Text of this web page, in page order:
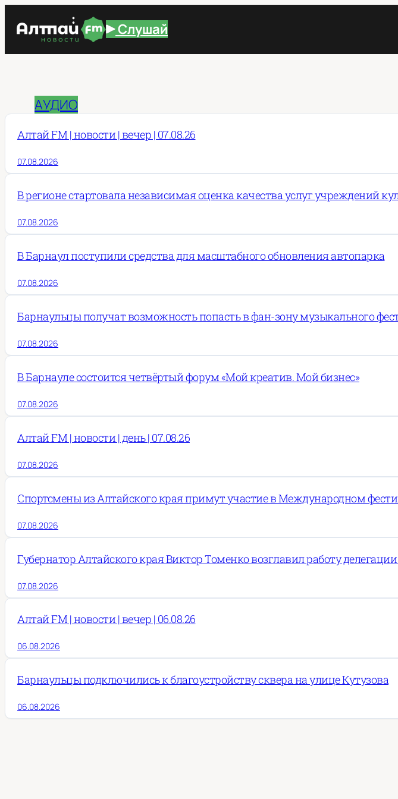
Слушай
АУДИО
Алтай FM | новости | вечер | 07.08.26
07.08.2026
В регионе стартовала независимая оценка качества услуг учреждений
07.08.2026
В Барнаул поступили средства для масштабного обновления автопарка
07.08.2026
Барнаульцы получат возможность попасть в фан-зону музыкального
07.08.2026
В Барнауле состоится четвёртый форум «Мой креатив. Мой бизнес»
07.08.2026
Алтай FM | новости | день | 07.08.26
07.08.2026
Спортсмены из Алтайского края примут участие в Международном
07.08.2026
Губернатор Алтайского края Виктор Томенко возглавил работу
07.08.2026
Алтай FM | новости | вечер | 06.08.26
06.08.2026
Барнаульцы подключились к благоустройству сквера на улице Кутузова
06.08.2026